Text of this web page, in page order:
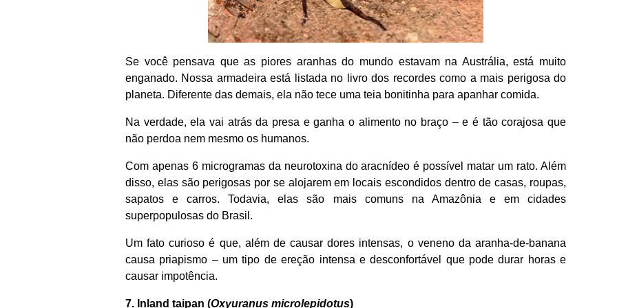
Se você pensava que as piores aranhas do mundo estavam na Austrália, está muito
enganado. Nossa armadeira está listada no livro dos recordes como a mais perigosa do
planeta. Diferente das demais, ela não tece uma teia bonitinha para apanhar comida.
Na verdade, ela vai atrás da presa e ganha o alimento no braço – e é tão corajosa que
não perdoa nem mesmo os humanos.
Com apenas 6 microgramas da neurotoxina do aracnídeo é possível matar um rato. Além
disso, elas são perigosas por se alojarem em locais escondidos dentro de casas, roupas,
sapatos e carros. Todavia, elas são mais comuns na Amazônia e em cidades
superpopulosas do Brasil.
Um fato curioso é que, além de causar dores intensas, o veneno da aranha-de-banana
causa priapismo – um tipo de ereção intensa e desconfortável que pode durar horas e
causar impotência.
7. Inland taipan (Oxyuranus microlepidotus)